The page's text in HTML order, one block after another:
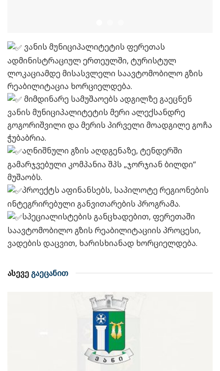
ვანის მუნიციპალიტეტის ფერეთას
ადმინისტრაციულ ერთეულში, ტურისტულ
ლოკაციამდე მისასვლელი საავტომობილო გზის
რეაბილიტაცია ხორციელდება.
მიმდინარე სამუშაოებს ადგილზე გაეცნენ
ვანის მუნიციპალიტეტის მერი ალექსანდრე
გოგორიშვილი და მერის პირველი მოადგილე გოჩა
ჭუბაბრია.
აღნიშნული გზის აღდგენაზე, ტენდერში
გამარჯვებული კომპანია შპს „ჯორჯიან ბილდი“
მუშაობს.
პროექტს აფინანსებს, საპილოტე რეგიონების
ინტეგრირებული განვითარების პროგრამა.
სპეციალისტების განცხადებით, ფერეთაში
საავტომობილო გზის რეაბილიტაციის პროცესი,
ვადების დაცვით, ხარისხიანად ხორციელდება.
ასევე გაეცანით